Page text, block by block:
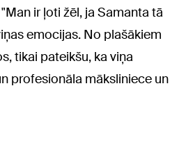
ir ļoti žēl, ja Samanta tā
emocijas. No plašākiem
tikai pateikšu, ka viņa
profesionāla māksliniece un